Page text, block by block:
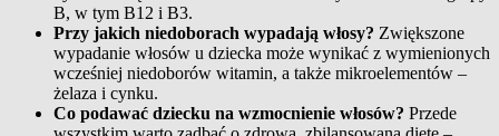
B, w tym B12 i B3.
Przy jakich niedoborach wypadają włosy? Zwiększone
wypadanie włosów u dziecka może wynikać z wymienionych
wcześniej niedoborów witamin, a także mikroelementów –
żelaza i cynku.
Co podawać dziecku na wzmocnienie włosów? Przede